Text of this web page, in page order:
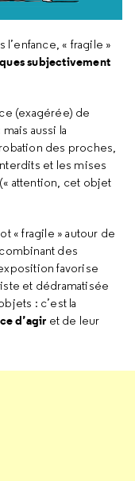
« fragile »
subjectivement
(exagérée) de
aussi la
des proches,
et les mises
attention, cet objet
« fragile » autour de
des
favorise
et dédramatisée
: c’est la
d’agir et de leur